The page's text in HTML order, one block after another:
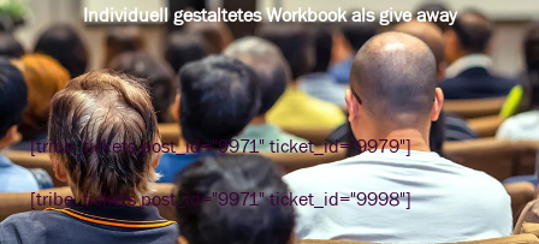
Individuell gestaltetes Workbook als give away
[tribe_tickets post_id="9971" ticket_id="9979"]
[tribe_tickets post_id="9971" ticket_id="9998"]